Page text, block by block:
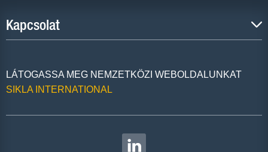
Kapcsolat
LÁTOGASSA MEG NEMZETKÖZI WEBOLDALUNKAT
SIKLA INTERNATIONAL